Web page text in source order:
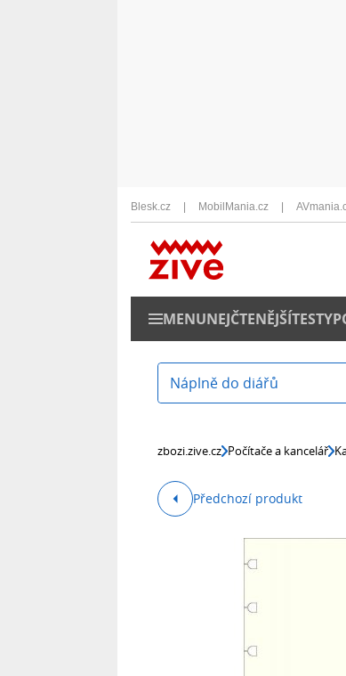
Blesk.cz MobilMania.cz
MENUNEJČTENĚJŠÍTESTY
Náplně do diářů
zbozi.zive.cz Počítače a kancelář
Předchozí produkt